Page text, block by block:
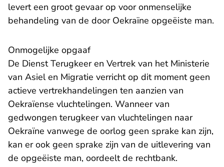
levert een groot gevaar op voor onmenselijke
behandeling van de door Oekraïne opgeëiste man.
Onmogelijke opgaaf
De Dienst Terugkeer en Vertrek van het Ministerie
van Asiel en Migratie verricht op dit moment geen
actieve vertrekhandelingen ten aanzien van
Oekraïense vluchtelingen. Wanneer van
gedwongen terugkeer van vluchtelingen naar
Oekraïne vanwege de oorlog geen sprake kan zijn,
kan er ook geen sprake zijn van de uitlevering van
de opgeëiste man, oordeelt de rechtbank.